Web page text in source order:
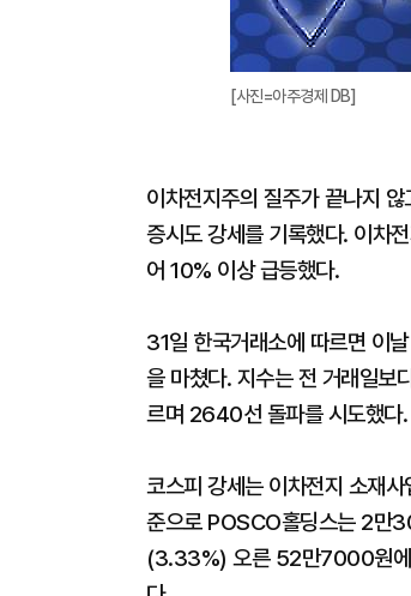
[사진=아주경제 DB]
이차전지주의 질주가 끝나지
증시도 강세를 기록했다. 이차
어 10% 이상 급등했다.
31일 한국거래소에 따르면
을 마쳤다. 지수는 전 거래일
르며 2640선 돌파를 시도했다.
코스피 강세는 이차전지 소재
준으로 POSCO홀딩스는 2
(3.33%) 오른 52만7000원에